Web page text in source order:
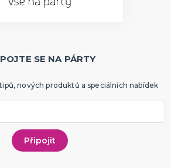
SE NA PÁRTY
nových produktů a speciálních nabídek